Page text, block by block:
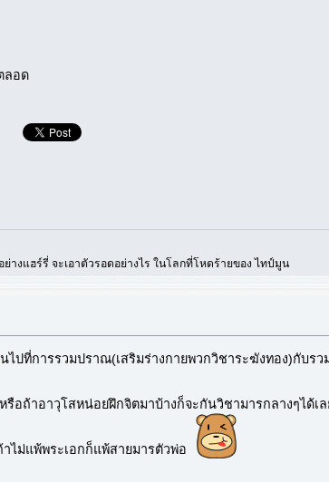
ลอด
างแฮร์รี่ จะเอาตัวรอดอย่างไร ในโลกที่โหดร้ายของ ไทป์มูน
ปที่การรวมปราณ(เสริมร่างกายพวกวิชาระฆังทอง)กับร
อถ้าอาวุโสหน่อยฝึกจิตมาบ้างก็จะกันวิชามารกลางๆได้เ
ไม่แพ้พระเอกก็แพ้สายมารตัวพ่อ